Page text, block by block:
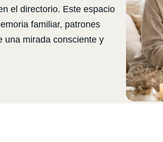
el directorio. Este espacio
familiar, patrones
una mirada consciente y